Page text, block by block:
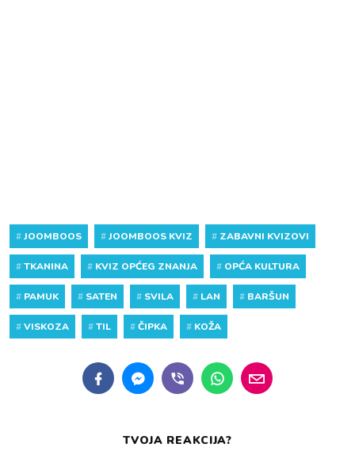
#JOOMBOOS #JOOMBOOS KVIZ # ZABAVNI KVIZOVI
#TKANINA # KVIZ OPĆEG ZNANJA # OPĆA KULTURA
# PAMUK # SATEN # SVILA # LAN # BARŠUN
#VISKOZA #TIL #ČIPKA # KOŽA
TVOJA REAKCIJA?